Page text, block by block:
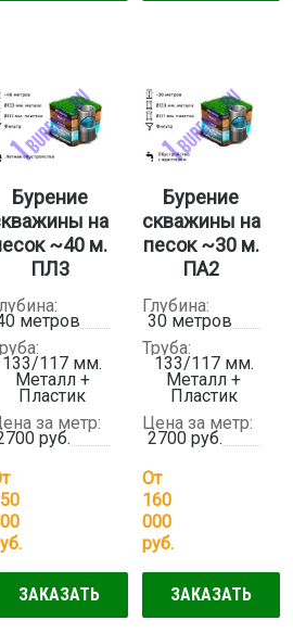
Бурение
на
~40 м.
ПЛ3
метров
133/117 мм.
Металл +
Пластик
за метр:
руб.
ЗАКАЗАТЬ
Бурение
скважины на
песок ~30 м.
ПА2
Глубина:
30 метров
Труба:
133/117 мм.
Металл +
Пластик
Цена за метр:
2700 руб.
От
160
000
руб.
ЗАКАЗАТЬ